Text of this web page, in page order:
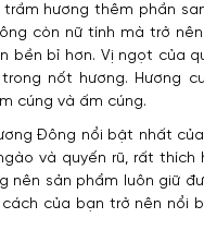
hương thêm phần
còn nữ tính mà trở
bền bỉ hơn. Vị ngọt của
nốt hương. Hương
cúng và ấm cúng.
Đông nổi bật nhất
và quyến rũ, rất thích
nên sản phẩm luôn giữ
của bạn trở nên nổi